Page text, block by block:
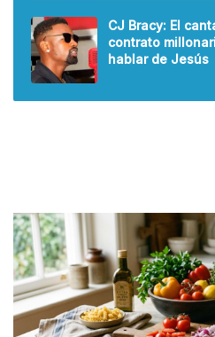
CJ Bracy: El
contrato
hablar de Jesús